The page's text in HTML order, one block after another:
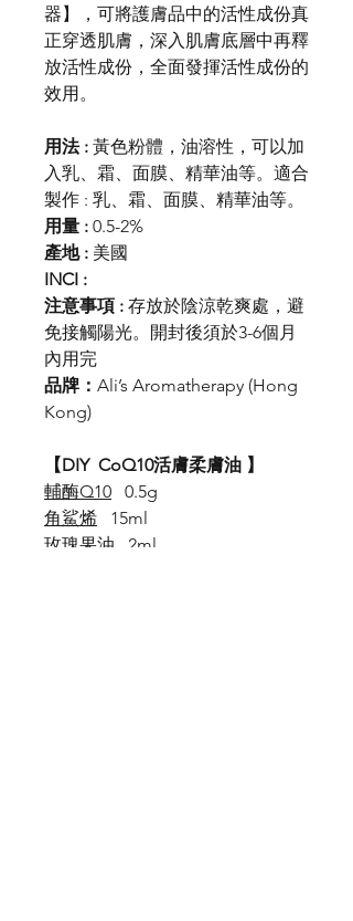
器】，可將護膚品中的活性成份真
正穿透肌膚，深入肌膚底層中再釋
放活性成份，全面發揮活性成份的
效用。
用法 : 黃色粉體，油溶性，可以加
入乳、霜、面膜、精華油等。適合
製作 : 乳、霜、面膜、精華油等。
用量 : 0.5-2%
產地 : 美國
INCI :
注意事項 : 存放於陰涼乾爽處，避
免接觸陽光。開封後須於3-6個月
內用完
品牌： Ali’s Aromatherapy (Hong
Kong)
【DIY CoQ10活膚柔膚油 】
輔酶Q10 0.5g
角鯊烯 15ml
玫瑰果油 2ml